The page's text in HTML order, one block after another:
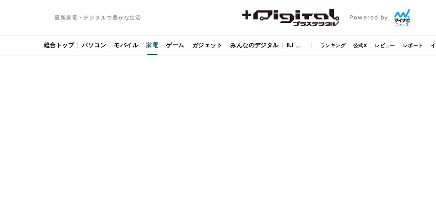
最新家電・デジタルで豊かな生活 Powered by
総合トップ パソコン モバイル 家電 ゲーム ガジェット みんなのデジタル IIJ ランキング 公式X レビュー レポート